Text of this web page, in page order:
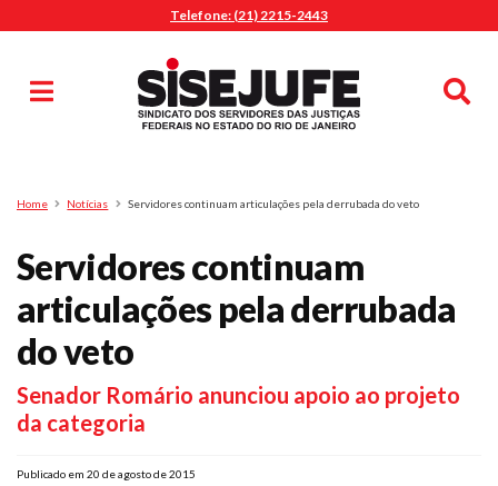
Telefone: (21) 2215-2443
Pesquisa
Home Notícias Servidores continuam articulações pela derrubada do veto
Servidores continuam
articulações pela derrubada
do veto
Senador Romário anunciou apoio ao projeto
da categoria
Publicado em 20 de agosto de 2015
MENU
Sindicalize-se
Diretoria
O Sindicato
Agenda
Casa do Alto
Sede Campestre
Nossos Convênios